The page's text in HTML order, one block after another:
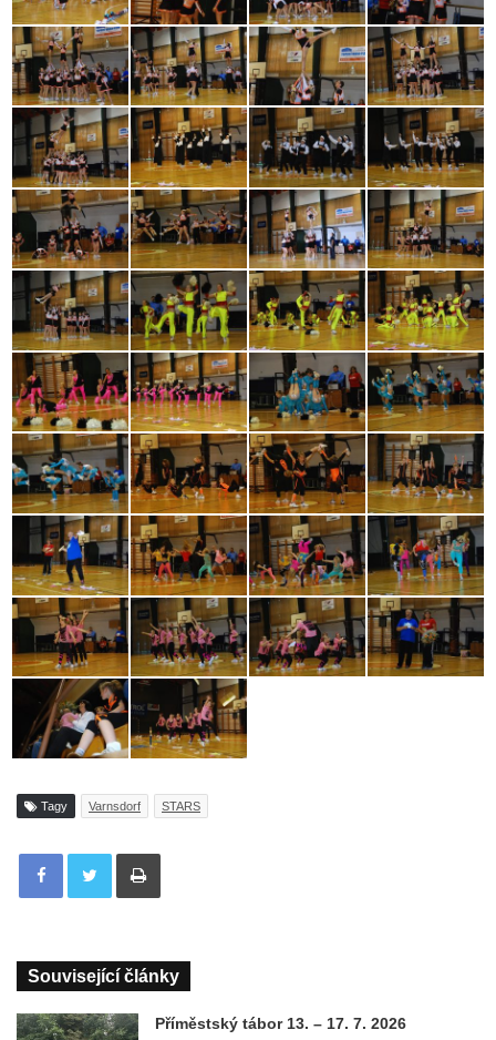
Tagy Varnsdorf STARS
Tisknout
Související články
Příměstský tábor 13. – 17. 7. 2026